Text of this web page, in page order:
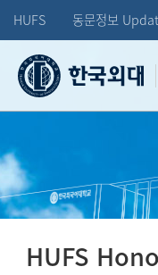
HUFS 동문정보
HUFS